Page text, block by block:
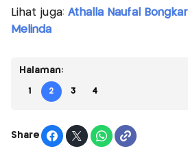
Lihat juga: Athalla Naufal
Melinda
Halaman:
1 2 3 4
Share